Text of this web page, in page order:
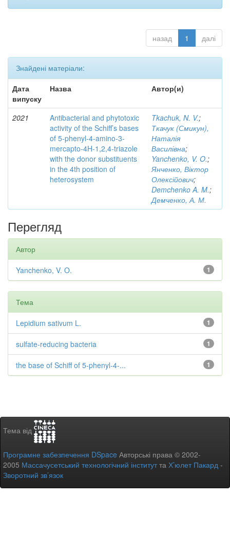
назад 1 далі
Знайдені матеріали:
Дата
випуску
Назва Автор(и)
2021
Antibacterial and phytotoxic
activity of the Schiff’s bases
of 5-phenyl-4-amino-3-
mercapto-4H-1,2,4-triazole
with the donor substituents
in the 4th position of
heterosystem
Tkachuk, N. V.;
Ткачук (Смикун),
Наталія
Василівна;
Yanchenko, V. O.;
Янченко, Віктор
Олексійович;
Demchenko A. M.;
Демченко, А. М.
Перегляд
Автор
1
Yanchenko, V. O.
Тема
1
Lepidium sativum L.
1
sulfate-reducing bacteria
1
the base of Schiff of 5-phenyl-4-...
Тема від
Програмне забезпечення DSpace Авторські права © 2002-
2005 Массачусетський технологічний інститутта Х’юлет Пакард -
Зворотний зв’язок